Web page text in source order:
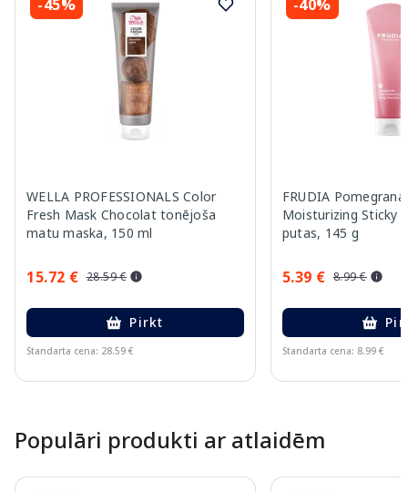
-45%
WELLA PROFESSIONALS Color
Fresh Mask Chocolat tonējoša
matu maska, 150 ml
15.72 € 28.59 €
Pirkt
Standarta cena: 28.59 €
-40%
FRUDIA
Moisturizing Sticky
putas, 145 g
5.39 € 8.99 €
Standarta cena: 8.99 €
Populāri produkti ar atlaidēm